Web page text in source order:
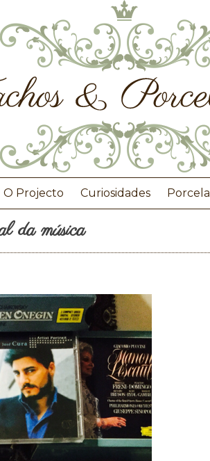
O Projecto Curiosidades
da música